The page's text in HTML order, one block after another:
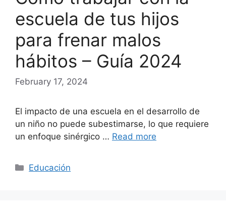
escuela de tus hijos
para frenar malos
hábitos – Guía 2024
February 17, 2024
El impacto de una escuela en el desarrollo de
un niño no puede subestimarse, lo que requiere
un enfoque sinérgico … Read more
Categories
Educación